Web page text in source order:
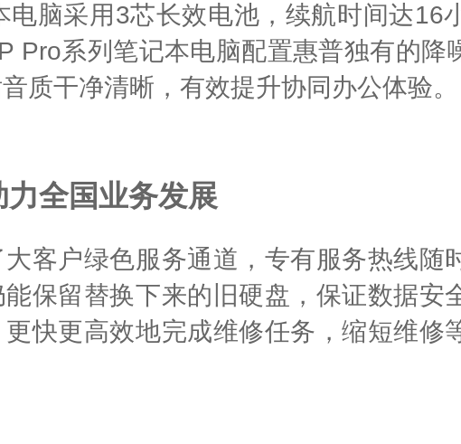
电脑采用3芯长效电池，续航时间达16
Pro系列笔记本电脑配置惠普独有的
质干净清晰，有效提升协同办公体验。
全国业务发展
客户绿色服务通道，专有服务热线随
保留替换下来的旧硬盘，保证数据安
快更高效地完成维修任务，缩短维修